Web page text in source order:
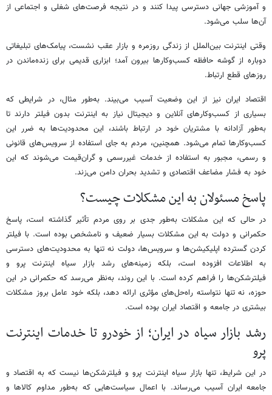
و آموزشی جهانی دسترسی پیدا کنند و در نتیجه فرصت‌های شغلی و اجتماعی از
آن‌ها سلب می‌شود.
وقتی اینترنت بین‌الملل از زندگی روزمره و بازار عقب نشست، پیامک‌های تبلیغاتی
دوباره از گوشه حافظه کسب‌وکارها بیرون آمد؛ ابزاری قدیمی برای زنده‌ماندن در
روزهای قطع ارتباط.
اقتصاد ایران نیز از این وضعیت آسیب می‌بیند. به‌طور مثال، در شرایطی که
بسیاری از کسب‌وکارهای آنلاین و دیجیتال نیاز به اینترنت بدون فیلتر دارند تا
به‌طور آزادانه با مشتریان خود در ارتباط باشند، این محدودیت‌ها به ضرر این
کسب‌وکارها تمام می‌شود. همچنین، مردم به جای استفاده از سرویس‌های قانونی
و رسمی، مجبور به استفاده از خدمات غیررسمی و گران‌قیمت می‌شوند که این
خود به فشار مضاعف اقتصادی و تشدید بحران دامن می‌زند.
پاسخ مسئولان به این مشکلات چیست؟
در حالی که این مشکلات به‌طور جدی بر روی مردم تأثیر گذاشته است، پاسخ
حکمرانی و دولت به این مشکلات بسیار ضعیف و نامشخص بوده است. با فیلتر
کردن گسترده اپلیکیشن‌ها و سرویس‌ها، دولت نه تنها به محدودیت‌های دسترسی
به اطلاعات افزوده است، بلکه زمینه‌های رشد بازار سیاه اینترنت پرو و
فیلترشکن‌ها را فراهم کرده است. با این روند، به‌نظر می‌رسد که حکمرانی در این
حوزه، نه تنها نتواسته راه‌حل‌های مؤثری ارائه دهد، بلکه خود عامل بروز مشکلات
بیشتری در جامعه و اقتصاد ایران بوده است.
رشد بازار سیاه در ایران؛ از خودرو تا خدمات اینترنت
پرو
در این شرایط، تنها بازار سیاه اینترنت پرو و فیلترشکن‌ها نیست که به اقتصاد و
جامعه ایران آسیب می‌رساند. با اعمال سیاست‌هایی که به‌طور مداوم کالاها و